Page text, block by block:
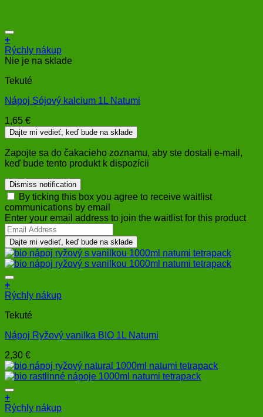
+
Rýchly nákup
Nie je na sklade
Tekuté
Nápoj Sójový kalcium 1L Natumi
1,65 €
Dajte mi vedieť, keď bude na sklade
Zapojte sa do čakacieho zoznamu, aby ste dostali e-mail,
keď bude tento produkt k dispozícii
Dismiss notification
By ticking this box you agree to receive waitlist
communications by email
Enter your email address to join the waitlist for this product
Dajte mi vedieť, keď bude na sklade
+
Rýchly nákup
Tekuté
Nápoj Ryžový vanilka BIO 1L Natumi
2,30 €
+
Rýchly nákup